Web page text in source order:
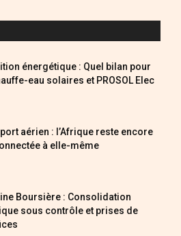
énergétique : Quel bilan pour
eau solaires et PROSOL Elec
aérien : l’Afrique reste encore
à elle-même
Boursière : Consolidation
sous contrôle et prises de